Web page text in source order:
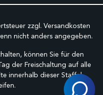
zzgl. Versandkosten
nicht anders angegeben.
können Sie für den
der Freischaltung auf alle
innerhalb dieser Staffel